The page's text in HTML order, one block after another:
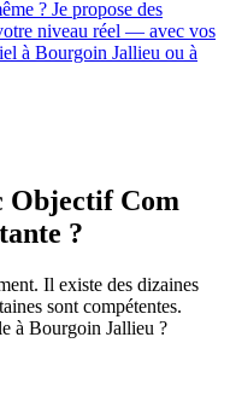
? Je propose des
niveau réel — avec vos
à Bourgoin Jallieu ou à
Objectif Com
?
Il existe des dizaines
sont compétentes.
à Bourgoin Jallieu ?